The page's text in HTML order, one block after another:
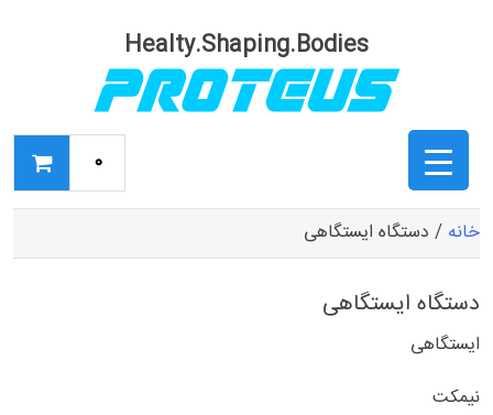
Healty.Shaping.Bodies
0
خانه / دستگاه ایستگاهی
دستگاه ایستگاهی
ایستگاهی
نیمکت